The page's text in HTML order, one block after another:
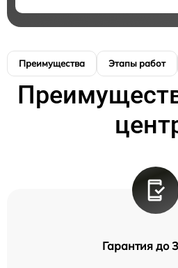
Преимущества Этапы работ
Гарантия до